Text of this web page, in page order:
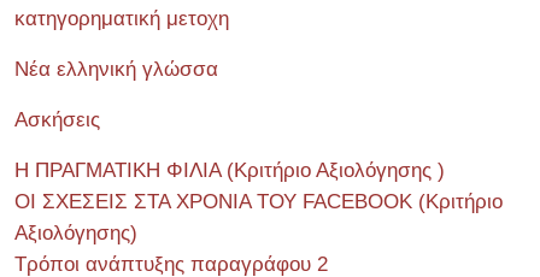
κατηγορηματική μετοχη
Νέα ελληνική γλώσσα
Ασκήσεις
Η ΠΡΑΓΜΑΤΙΚΗ ΦΙΛΙΑ (Κριτήριο Αξιολόγησης )
ΟΙ ΣΧΕΣΕΙΣ ΣΤΑ ΧΡΟΝΙΑ ΤΟΥ FACEBOOK (Kριτήριο
Αξιολόγησης)
Τρόποι ανάπτυξης παραγράφου 2